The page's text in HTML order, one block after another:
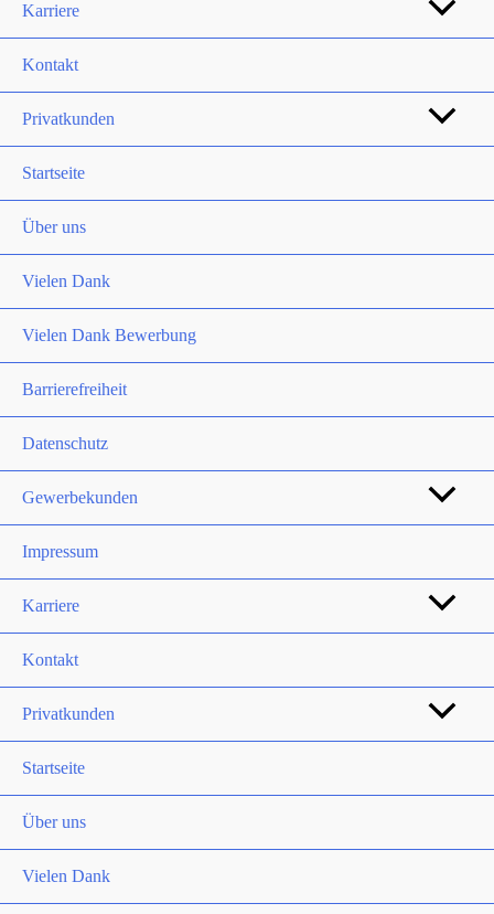
Karriere
Kontakt
Privatkunden
Startseite
Über uns
Vielen Dank
Vielen Dank Bewerbung
Barrierefreiheit
Datenschutz
Gewerbekunden
Impressum
Karriere
Kontakt
Privatkunden
Startseite
Über uns
Vielen Dank